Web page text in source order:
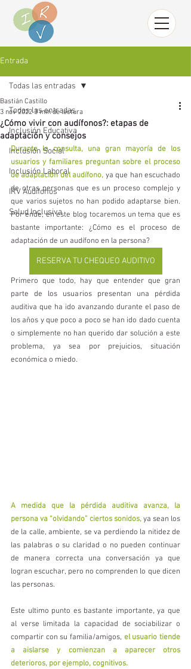
Entrada
Todas las entradas
Inclusión Educativa
Inclusión Social
Inclusión Laboral
IRV Audífonos
Salud Inclusiva
Todas las entradas
¿Cómo vivir con audífonos?: etapas de
adaptación y consejos
Bastián Castillo
3 nov 2022 3 min de lectura
Durante la consulta, una gran mayoría de los
usuarios y familiares preguntan sobre el proceso
de adaptación del audífono, ya que han escuchado
de otras personas que es un proceso complejo y
que varios sujetos no han podido adaptarse bien.
Por ende, en este blog tocaremos un tema que es
bastante importante: ¿Cómo es el proceso de
adaptación de un audífono en la persona?
RESERVA TU CHEQUEO AUDITIVO
Primero que todo, hay que entender que gran
parte de los usuarios presentan una pérdida
auditiva que ha ido avanzando durante el paso de
los años y que poco a poco se han ido dado cuenta
o simplemente no han querido dar solución a este
problema, ya sea por prejuicios, situación
económica o miedo.
A medida que la pérdida auditiva avanza, la
persona va “olvidando” ciertos sonidos, ya sean los
de la calle, ambiente, se va perdiendo la nitidez de
las palabras o su claridad o no pueden continuar
de manera correcta una conversación ya que
logran escuchar, pero no comprenden lo que dicen
las personas.
Este ultimo punto es bastante importante, ya que
al verse limitada la capacidad de sociabilizar o
compartir con su familia/amigos, el usuario tiende
a aislarse y comienzan a aparecer otros
deterioros, por ejemplo, cognitivos.